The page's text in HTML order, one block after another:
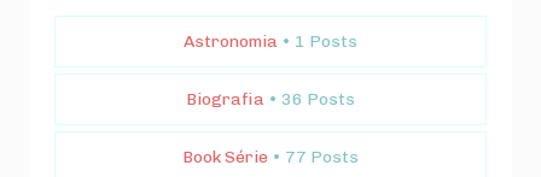
Astronomia • 1 Posts
Biografia • 36 Posts
Book Série • 77 Posts